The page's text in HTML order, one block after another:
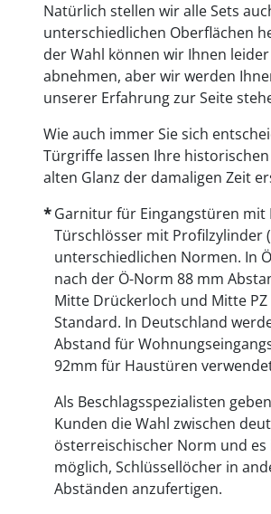
Natürlich stellen wir alle Sets
unterschiedlichen Oberflächen
der Wahl können wir Ihnen
abnehmen, aber wir werden
unserer Erfahrung zur Seite
Wie auch immer Sie sich
Türgriffe lassen Ihre
alten Glanz der damaligen Zeit
Garnitur für Eingangstüren mit
Türschlösser mit Profilzylinder
unterschiedlichen Normen. In
nach der Ö-Norm 88 mm
Mitte Drückerloch und Mitte PZ
Standard. In Deutschland
Abstand für
92mm für Haustüren
Als Beschlagsspezialisten
Kunden die Wahl zwischen
österreischischer Norm und es
möglich, Schlüssellöcher in
Abständen anzufertigen.